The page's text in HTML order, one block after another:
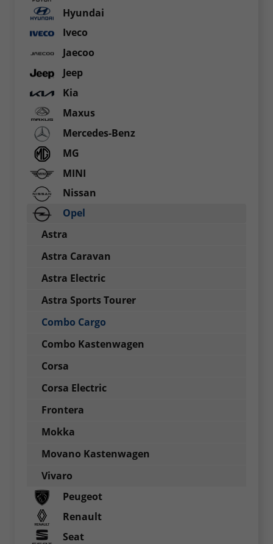
Hyundai
Iveco
Jaecoo
Jeep
Kia
Maxus
Mercedes-Benz
MG
MINI
Nissan
Opel
Astra
Astra Caravan
Astra Electric
Astra Sports Tourer
Combo Cargo
Combo Kastenwagen
Corsa
Corsa Electric
Frontera
Mokka
Movano Kastenwagen
Vivaro
Peugeot
Renault
Seat